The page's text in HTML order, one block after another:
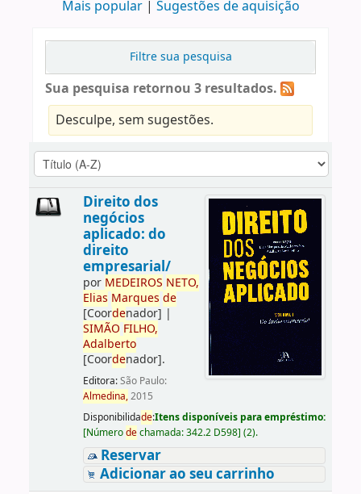
Mais popular
Sugestões de aquisição
Filtre sua pesquisa
Sua pesquisa retornou 3 resultados.
Desculpe, sem sugestões.
Direito dos
negócios
aplicado: do
direito
empresarial/
por MEDEIROS NETO,
Elias Marques de
[Coordenador] |
SIMÃO FILHO,
Adalberto
[Coordenador].
Editora:São Paulo:
Almedina,2015
Disponibilidade:Itens disponíveis para empréstimo:
[Númerodechamada:342.2 D598] (2).
Reservar
Adicionar ao seu carrinho